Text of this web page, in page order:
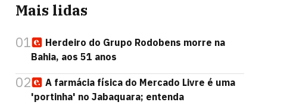
Mais lidas
01
Herdeiro do Grupo Rodobens morre na
Bahia, aos 51 anos
02
A farmácia física do Mercado Livre é uma
'portinha' no Jabaquara; entenda